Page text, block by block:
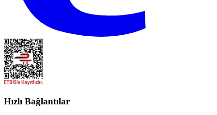
Hızlı Bağlantılar